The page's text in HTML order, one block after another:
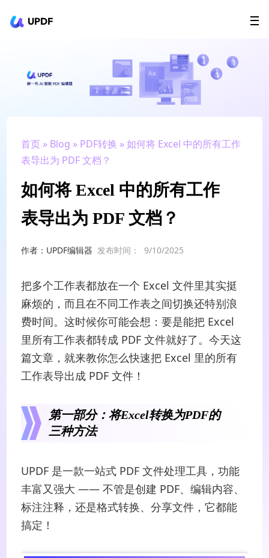
UPDF
AI Agents
政企采购
升级会员
首页 » Blog » PDF转换 » 如何将 Excel 中的所有工作
表导出为 PDF 文档？
如何将 Excel 中的所有工作
表导出为 PDF 文档？
作者：UPDF编辑器 发布时间： 9/10/2025
把多个工作表都放在一个 Excel 文件里其实挺
麻烦的，而且在不同工作表之间切换还特别浪
费时间。这时候你可能会想：要是能把 Excel
里所有工作表都转成 PDF 文件就好了。今天这
篇文章，就来教你怎么快速把 Excel 里的所有
工作表导出成 PDF 文件！
第一部分：将Excel转换为PDF的
三种方法
UPDF 是一款一站式 PDF 文件处理工具，功能
丰富又强大 —— 不管是创建 PDF、编辑内容、
标注注释，还是格式转换、分享文件，它都能
搞定！